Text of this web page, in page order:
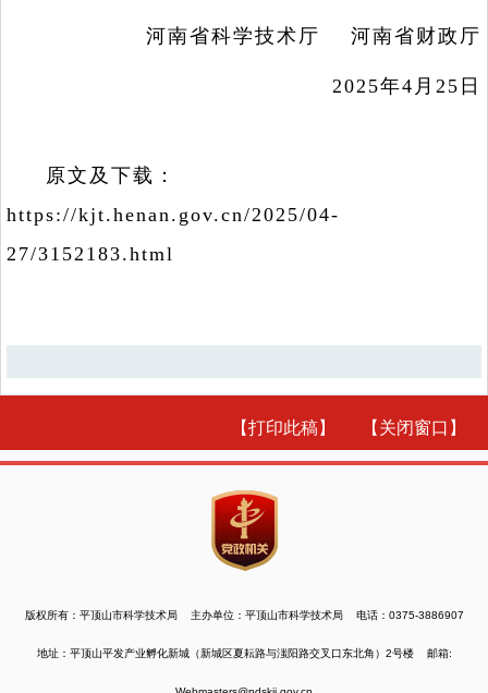
河南省科学技术厅 河南省财政厅
2025年4月25日
原文及下载：
https://kjt.henan.gov.cn/2025/04-
27/3152183.html
【打印此稿】 【关闭窗口】
版权所有：平顶山市科学技术局 主办单位：平顶山市科学技术局 电话：0375-3886907
地址：平顶山平发产业孵化新城（新城区夏耘路与滍阳路交叉口东北角）2号楼 邮箱: